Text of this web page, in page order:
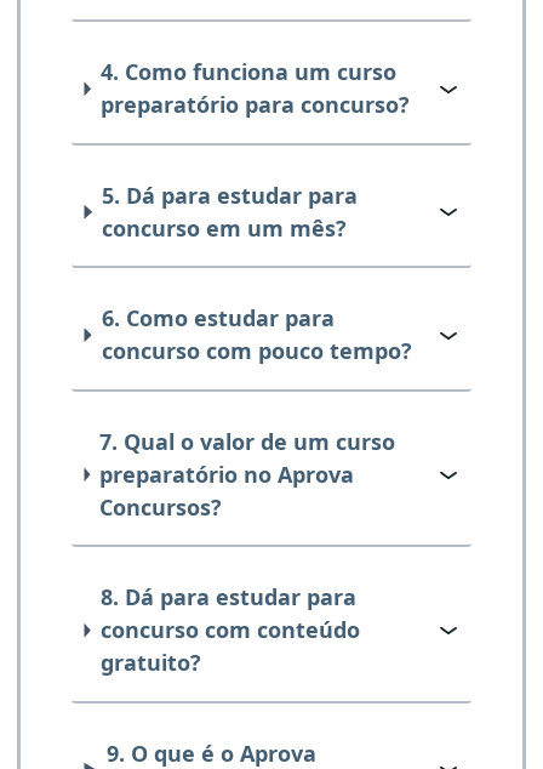
4. Como funciona um curso
preparatório para concurso?
5. Dá para estudar para
concurso em um mês?
6. Como estudar para
concurso com pouco tempo?
7. Qual o valor de um curso
preparatório no Aprova
Concursos?
8. Dá para estudar para
concurso com conteúdo
gratuito?
9. O que é o Aprova